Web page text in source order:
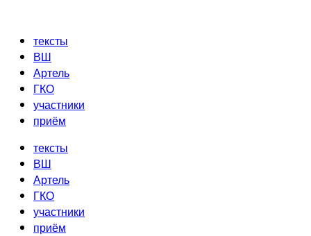
содержимому
тексты
ВШ
Артель
ГКО
участники
приём
тексты
ВШ
Артель
ГКО
участники
приём